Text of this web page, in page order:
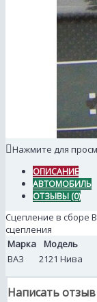
Нажмите для
ОПИСАНИЕ
АВТОМОБИЛЬ
ОТЗЫВЫ (0)
Сцепление в сборе
сцепления
Марка
Модель
ВАЗ
2121 Нива
Написать отзыв